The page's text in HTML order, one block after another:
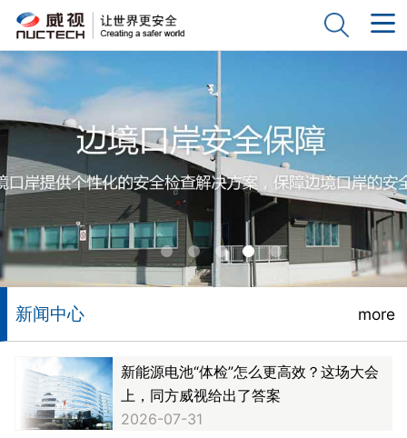
新闻中心 more
新能源电池“体检”怎么更高效？这场大会
上，同方威视给出了答案
2026-07-31